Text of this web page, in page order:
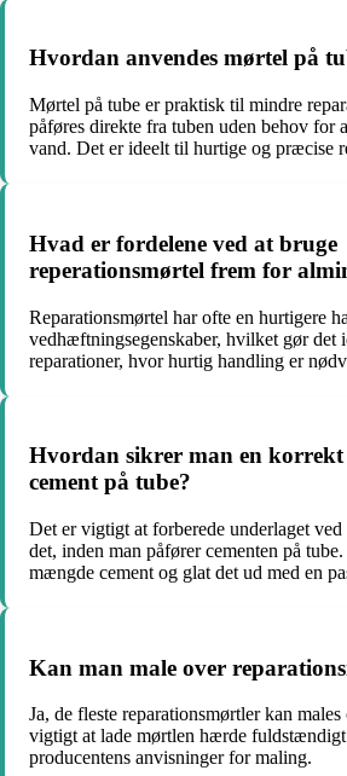
Hvordan anvendes mørtel på
Mørtel på tube er praktisk til mindre
påføres direkte fra tuben uden behov for
vand. Det er ideelt til hurtige og præcise
Hvad er fordelene ved at bruge
reperationsmørtel frem for
Reparationsmørtel har ofte en hurtigere
vedhæftningsegenskaber, hvilket gør det
reparationer, hvor hurtig handling er
Hvordan sikrer man en
cement på tube?
Det er vigtigt at forberede underlaget
det, inden man påfører cementen på
mængde cement og glat det ud med en
Kan man male over
Ja, de fleste reparationsmørtler kan
vigtigt at lade mørtlen hærde
producentens anvisninger for maling.